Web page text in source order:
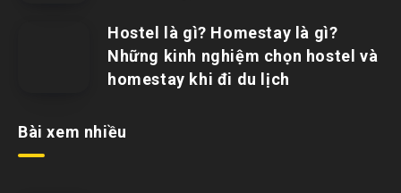
Hostel là gì? Homestay là gì?
Những kinh nghiệm chọn hostel và
homestay khi đi du lịch
Bài xem nhiều